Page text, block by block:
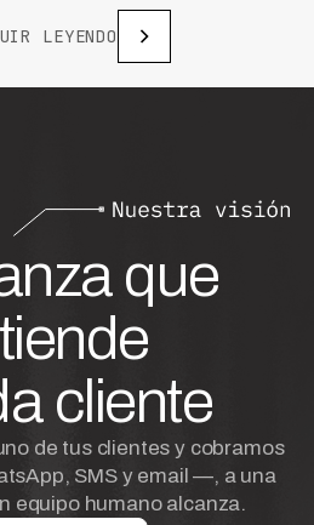
LEYENDO
que
cliente
de tus clientes y cobramos
SMS y email —, a una
equipo humano alcanza.